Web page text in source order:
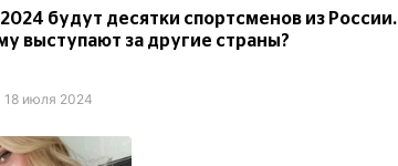
будут десятки спортсменов из России.
выступают за другие страны?
18 июля 2024